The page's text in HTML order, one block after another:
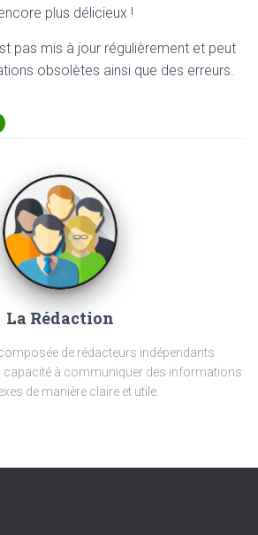
plus délicieux !
pas mis à jour régulièrement et peut
obsolètes ainsi que des erreurs.
La Rédaction
de rédacteurs indépendants
capacité à communiquer des informations
de manière claire et utile.